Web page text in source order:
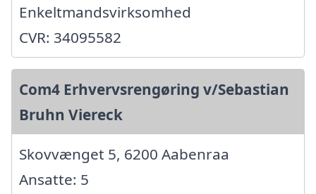
Enkeltmandsvirksomhed
CVR: 34095582
Com4 Erhvervsrengøring v/Sebastian
Bruhn Viereck
Skovvænget 5, 6200 Aabenraa
Ansatte: 5